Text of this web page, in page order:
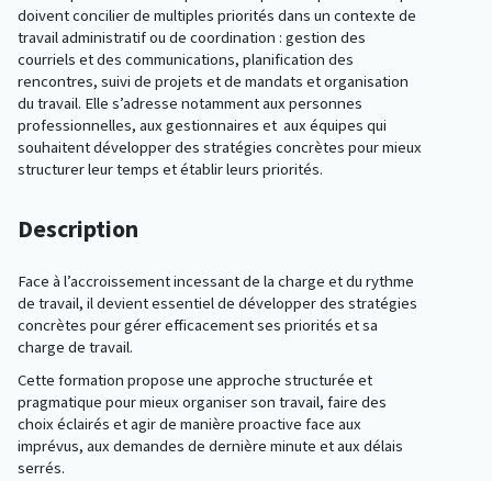
doivent concilier de multiples priorités dans un contexte de
travail administratif ou de coordination : gestion des
courriels et des communications, planification des
rencontres, suivi de projets et de mandats et organisation
du travail. Elle s’adresse notamment aux personnes
professionnelles, aux gestionnaires et aux équipes qui
souhaitent développer des stratégies concrètes pour mieux
structurer leur temps et établir leurs priorités.
Description
Face à l’accroissement incessant de la charge et du rythme
de travail, il devient essentiel de développer des stratégies
concrètes pour gérer efficacement ses priorités et sa
charge de travail.
Cette formation propose une approche structurée et
pragmatique pour mieux organiser son travail, faire des
choix éclairés et agir de manière proactive face aux
imprévus, aux demandes de dernière minute et aux délais
serrés.